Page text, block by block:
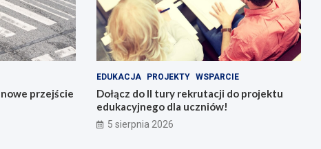
przejście
EDUKACJA PROJEKTY WSPARCIE
Dołącz do II tury rekrutacji do projektu
edukacyjnego dla uczniów!
5 sierpnia 2026